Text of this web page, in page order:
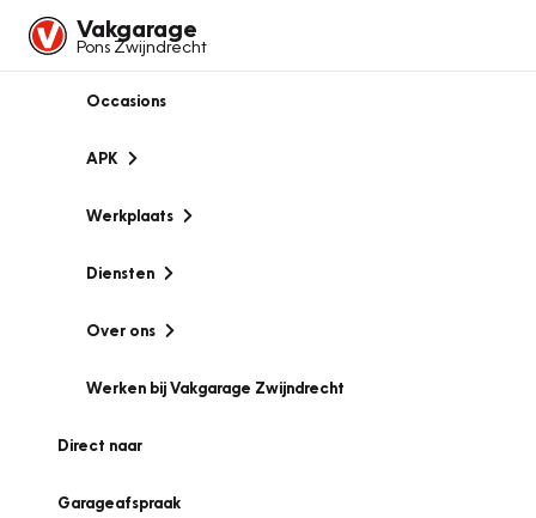
Vakgarage
Pons Zwijndrecht
Occasions
APK
Werkplaats
Diensten
Over ons
Werken bij Vakgarage Zwijndrecht
Direct naar
Garageafspraak